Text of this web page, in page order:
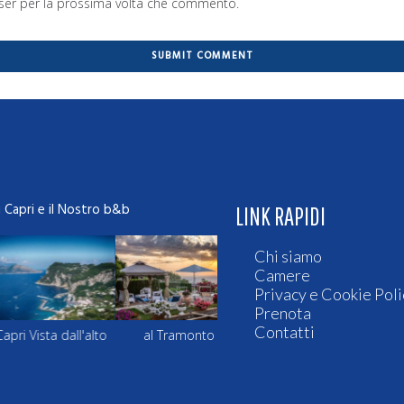
Capri e il Nostro b&b
Vista dall'alto al Tramonto Le terrazze di Sera
LINK RAPIDI
Chi siamo
Camere
Privacy e Cookie
Prenota
Contatti